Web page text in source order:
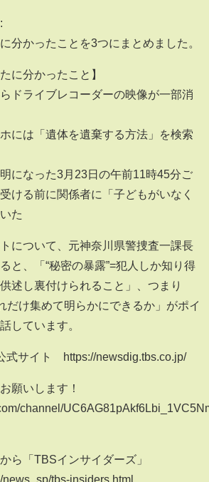
分かったことを3つにまとめました。
に分かったこと】
ドライブレコーダーの映像が一部消
には「遺体を遺棄する方法」を検索
になった3月23日の午前11時45分ご
ける前に関係者に「子どもがいなく
た
について、元神奈川県警捜査一課長
と、「“秘密の暴露”=犯人しか知り得
述し裏付けられること」、つまり
だけ集めて明らかにできるか」がポイ
しています。
式サイト https://newsdig.tbs.co.jp/
願いします！
channel/
ら「TBSインサイダーズ」
tbs-insiders.html